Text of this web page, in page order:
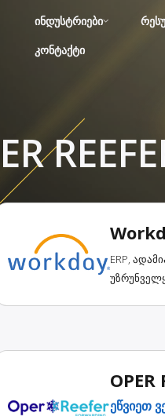
ინდუსტრიები
კონტაქტი
ERP,
OPER
ეწვიეთ